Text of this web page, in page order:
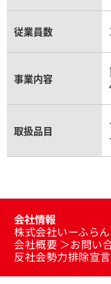
従業員数
事業内容
取扱品目
会社情報
株式会社いーふらん
会社概要
お問い
反社会勢力排除宣言